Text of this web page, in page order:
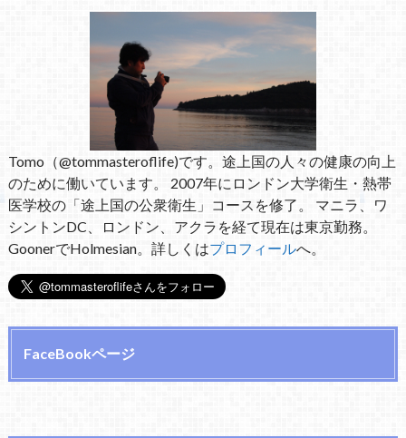
Tomo（@tommasteroflife)です。途上国の人々の健康の向上
のために働いています。 2007年にロンドン大学衛生・熱帯
医学校の「途上国の公衆衛生」コースを修了。 マニラ、ワ
シントンDC、ロンドン、アクラを経て現在は東京勤務。
GoonerでHolmesian。詳しくはプロフィールへ。
FaceBookページ